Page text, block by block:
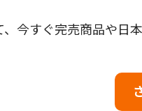
今すぐ完売商品や日